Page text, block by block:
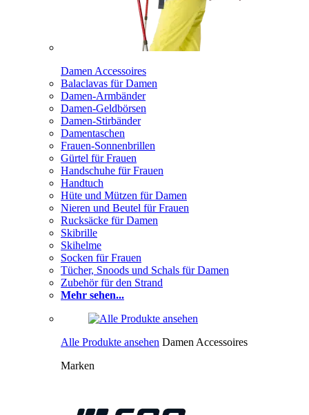
Damen Accessoires
Balaclavas für Damen
Damen-Armbänder
Damen-Geldbörsen
Damen-Stirbänder
Damentaschen
Frauen-Sonnenbrillen
Gürtel für Frauen
Handschuhe für Frauen
Handtuch
Hüte und Mützen für Damen
Nieren und Beutel für Frauen
Rucksäcke für Damen
Skibrille
Skihelme
Socken für Frauen
Tücher, Snoods und Schals für Damen
Zubehör für den Strand
Mehr sehen...
Alle Produkte ansehen Damen Accessoires
Marken